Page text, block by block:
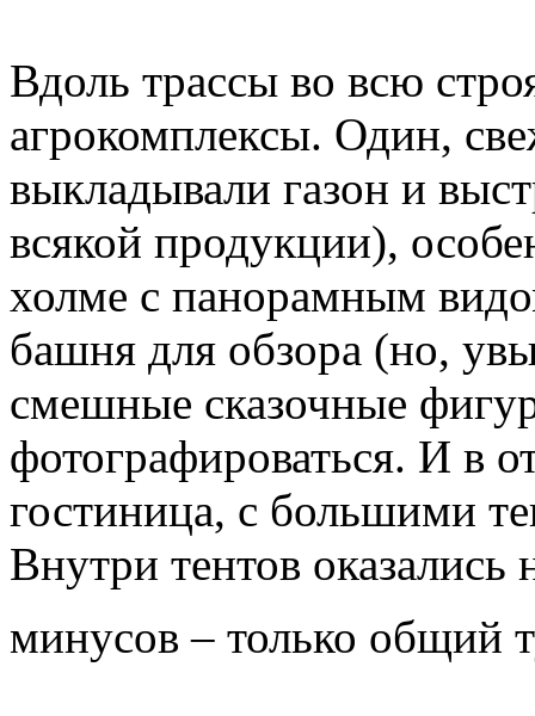
Вдоль трассы во всю
агрокомплексы. Один,
выкладывали газон и
всякой продукции),
холме с панорамным
башня для обзора (но,
смешные сказочные
фотографироваться. И в
гостиница, с большими
Внутри тентов
минусов – только общий